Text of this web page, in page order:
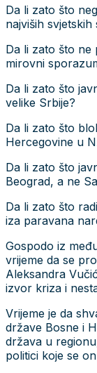
Da li zato što
najviših svjetskih
Da li zato što ne
mirovni
Da li zato što
velike Srbije?
Da li zato što
Hercegovine u
Da li zato što
Beograd, a ne
Da li zato što
iza paravana
Gospodo iz
vrijeme da se
Aleksandra
izvor kriza i
Vrijeme je da
države Bosne i
država u
politici koje se